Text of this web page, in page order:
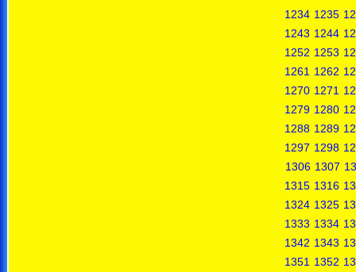
1234 1235
1243 1244
1252 1253
1261 1262
1270 1271
1279 1280
1288 1289
1297 1298
1306 1307
1315 1316
1324 1325
1333 1334
1342 1343
1351 1352